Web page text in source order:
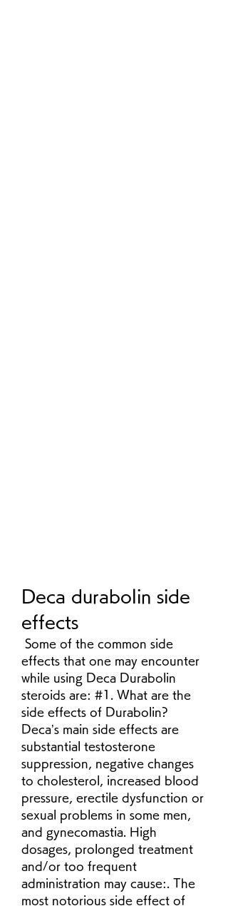
Deca durabolin side
effects
effects that one may encounter
while using Deca Durabolin
steroids are: #1. What are the
side effects of Durabolin?
Deca’s main side effects are
substantial testosterone
suppression, negative changes
to cholesterol, increased blood
pressure, erectile dysfunction or
sexual problems in some men,
and gynecomastia. High
dosages, prolonged treatment
and/or too frequent
administration may cause:. The
most notorious side effect of